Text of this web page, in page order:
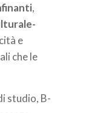
,
e
che le
studio, B-